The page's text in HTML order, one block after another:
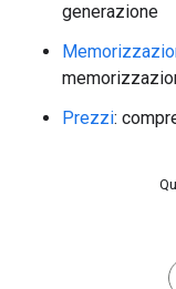
generazione
Prezzi: